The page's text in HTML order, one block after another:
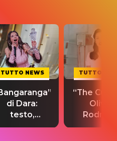
TUTTO NEWS
di Dara:
testo,
e
TUTTO
“The
Olivia
testo,